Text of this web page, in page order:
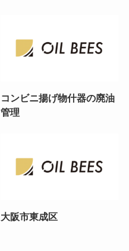
コンビニ揚げ物什器の廃油
管理
大阪市東成区